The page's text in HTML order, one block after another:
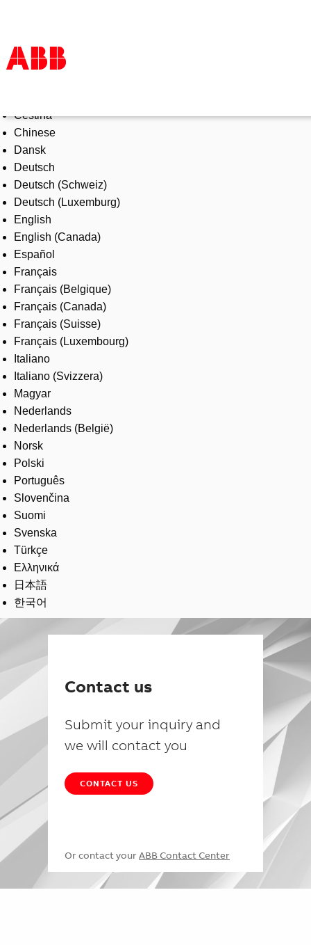
Products & Solutions
Industries
Services
About us
Where to buy
Contact us
Careers
Čeština
Chinese
Dansk
Deutsch
Deutsch (Schweiz)
Deutsch (Luxemburg)
English
English (Canada)
Español
Français
Français (Belgique)
Français (Canada)
Français (Suisse)
Français (Luxembourg)
Italiano
Italiano (Svizzera)
Magyar
Nederlands
Nederlands (België)
Norsk
Polski
Português
Slovenčina
Suomi
Svenska
Türkçe
Ελληνικά
日本語
한국어
Contact us
Submit your inquiry and
we will contact you
CONTACT US
Or contact your ABB Contact Center